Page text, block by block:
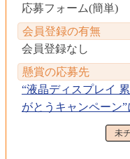
応募フォーム(簡単)
会員登録の有無
会員登録なし
懸賞の応募先
“液晶ディスプレイ
がとうキャンペーン
未